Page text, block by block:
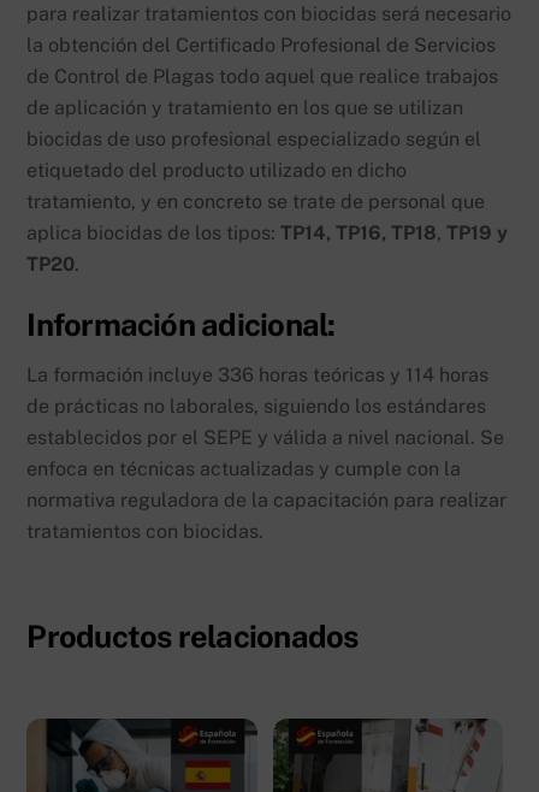
para realizar tratamientos con biocidas será necesario
la obtención del Certificado Profesional de Servicios
de Control de Plagas todo aquel que realice trabajos
de aplicación y tratamiento en los que se utilizan
biocidas de uso profesional especializado según el
etiquetado del producto utilizado en dicho
tratamiento, y en concreto se trate de personal que
aplica biocidas de los tipos:TP14, TP16, TP18,TP19 y
TP20.
Información adicional:
La formación incluye 336 horas teóricas y 114 horas
de prácticas no laborales, siguiendo los estándares
establecidos por el SEPE y válida a nivel nacional. Se
enfoca en técnicas actualizadas y cumple con la
normativa reguladora de la capacitación para realizar
tratamientos con biocidas.
Productos relacionados